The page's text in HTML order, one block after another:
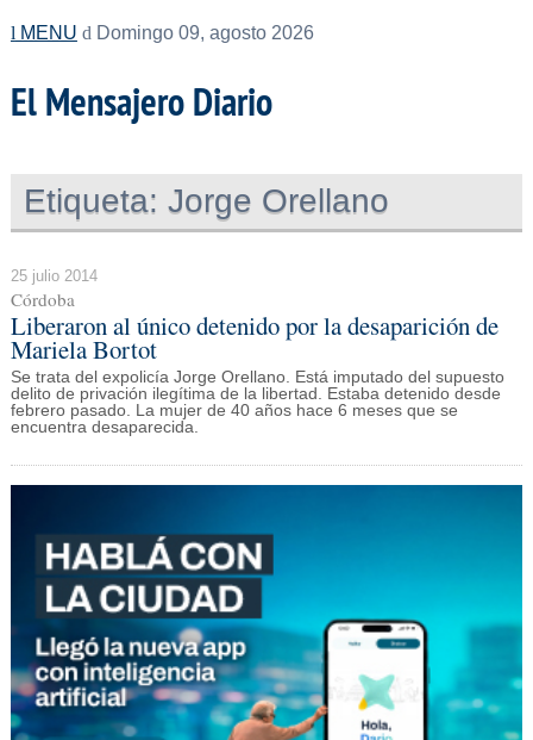
MENU Domingo 09, agosto 2026
El Mensajero Diario
Etiqueta: Jorge Orellano
25 julio 2014
Córdoba
Liberaron al único detenido por la desaparición de
Mariela Bortot
Se trata del expolicía Jorge Orellano. Está imputado del supuesto
delito de privación ilegítima de la libertad. Estaba detenido desde
febrero pasado. La mujer de 40 años hace 6 meses que se
encuentra desaparecida.